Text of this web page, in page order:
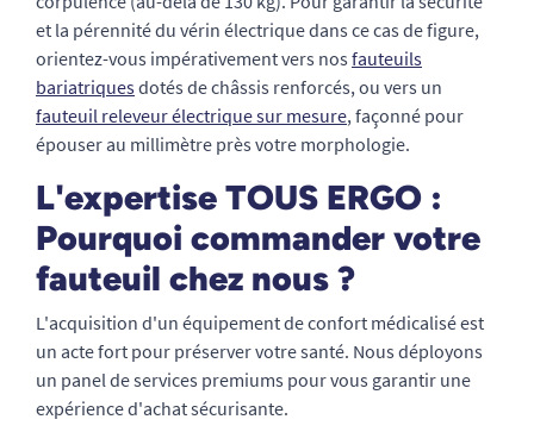
et la pérennité du vérin électrique dans ce cas de figure,
orientez-vous impérativement vers nos fauteuils
bariatriquesdotés de châssis renforcés, ou vers un
fauteuil releveur électrique sur mesure, façonné pour
épouser au millimètre près votre morphologie.
L'expertise TOUS ERGO :
Pourquoi commander votre
fauteuil chez nous ?
L'acquisition d'un équipement de confort médicalisé est
un acte fort pour préserver votre santé. Nous déployons
un panel de services premiums pour vous garantir une
expérience d'achat sécurisante.